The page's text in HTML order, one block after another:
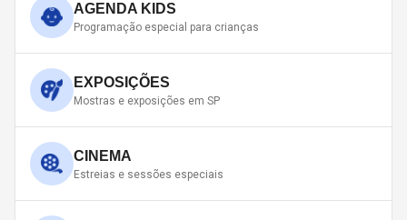
AGENDA KIDS
Programação especial para crianças
EXPOSIÇÕES
Mostras e exposições em SP
CINEMA
Estreias e sessões especiais